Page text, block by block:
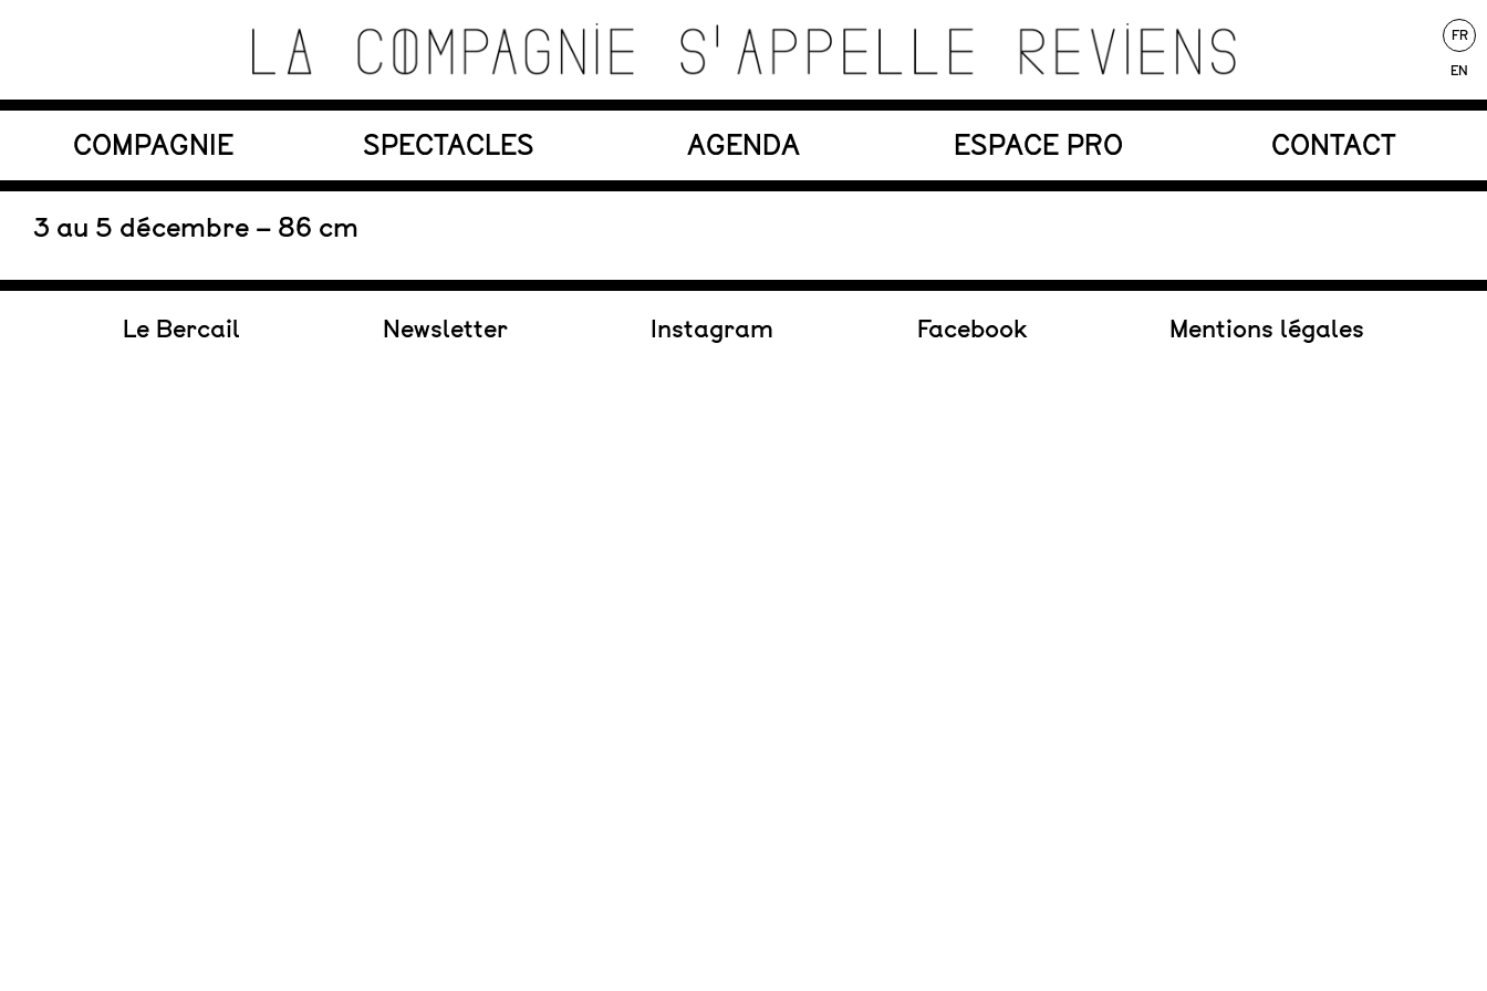
La Compagnie s'Appelle
Reviens
Théâtre de recherche où se croisent marionnettes, matériaux, machines, acteurs et compositions sonores au service d’une écriture poétique.
COMPAGNIE SPECTACLES AGENDA ESPACE PRO CONTACT
FR
EN
En tournée
3 au 5 décembre – 86 cm
Le Bercail Newsletter Instagram Facebook Mentions légales